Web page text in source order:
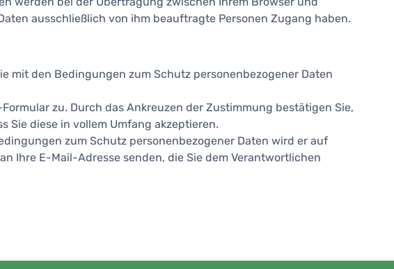
ausschließlich von ihm beauftragte Personen Zugang haben.
mit den Bedingungen zum Schutz personenbezogener Daten
zu. Durch das Ankreuzen der Zustimmung bestätigen Sie,
Sie diese in vollem Umfang akzeptieren.
zum Schutz personenbezogener Daten wird er auf
Ihre E-Mail-Adresse senden, die Sie dem Verantwortlichen